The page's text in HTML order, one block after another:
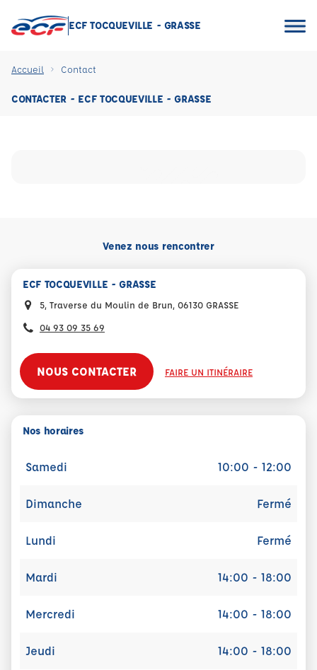
ECF TOCQUEVILLE - GRASSE
Accueil Contact
CONTACTER - ECF TOCQUEVILLE - GRASSE
Venez nous rencontrer
ECF TOCQUEVILLE - GRASSE
5, Traverse du Moulin de Brun, 06130 GRASSE
04 93 09 35 69
NOUS CONTACTER FAIRE UN ITINÉRAIRE
Nos horaires
Samedi 10:00 - 12:00
Dimanche Fermé
Lundi Fermé
Mardi 14:00 - 18:00
Mercredi 14:00 - 18:00
Jeudi 14:00 - 18:00